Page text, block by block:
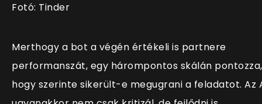
Fotó: Tinder
Merthogy a bot a végén értékeli is partnere
performanszát, egy hárompontos skálán pontozza,
hogy szerinte sikerült-e megugrani a feladatot. Az